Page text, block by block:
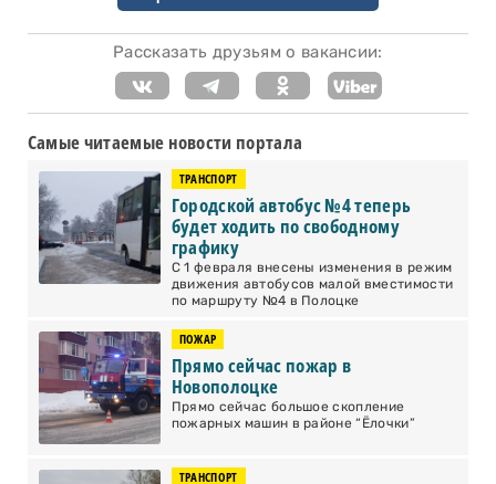
Рассказать друзьям о вакансии:
Самые читаемые новости портала
ТРАНСПОРТ
Городской автобус №4 теперь
будет ходить по свободному
графику
С 1 февраля внесены изменения в режим
движения автобусов малой вместимости
по маршруту №4 в Полоцке
ПОЖАР
Прямо сейчас пожар в
Новополоцке
Прямо сейчас большое скопление
пожарных машин в районе “Ёлочки”
ТРАНСПОРТ